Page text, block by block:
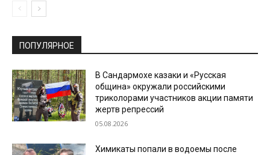
ПОПУЛЯРНОЕ
В Сандармохе казаки и «Русская
община» окружали российскими
триколорами участников акции памяти
жертв репрессий
05.08.2026
Химикаты попали в водоемы после